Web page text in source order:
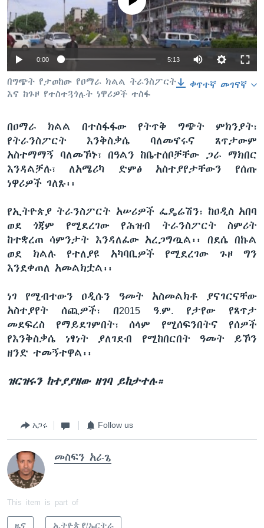
ቋንቋዎች
0:00 5:13
ቀጥተኛ መገናኛ
በግጭት የታወከው የዐማራ ክልል ትራንስፖርት
እና ከጉዞ የተስተጓጎሉት ነዋሪዎች ተስፋ
በዐማራ ክልል በተስፋፋው የትጥቅ ግጭት ምክንያት፣
የትራንስፖርት እንቅስቃሴ ባለመኖሩና ጸጥታውም
አስተማማኝ ባለመኾኑ፣ በዓልን ከቤተሰቦቻቸው ጋራ ማክበር
እንዳልቻሉ፣ ለአሜሪካ ድምፅ አስተያየታቸውን የሰጡ
ነዋሪዎች ገለጹ፡፡
የኢትዮጵያ ትራንስፖርት አሠሪዎች ፌዴሬሽን፣ ከዐዲስ አበባ
ወደ ጎጃም የሚደረገው የሕዝብ ትራንስፖርት ስምሪት
ከተቋረጠ ሳምንታት እንዳለፈው አረጋግጧል፡፡ በደሴ በኩል
ወደ ክልሉ የተለያዩ አካባቢዎች የሚደረገው ጉዞ ግን
እንደቀጠለ አመልክቷል፡፡
ነገ የሚብተውን ዐዲሱን ዓመት አስመልክቶ ያናገርናቸው
አስተያየት ሰጪዎች፣ በ2015 ዓ.ም. የታየው የጸጥታ
መደፍረስ የማይደገምበት፣ ሰላም የሚሰፍንበትና የሰዎች
የእንቅስቃሴ ነፃነት ያለገደብ የሚከበርበት ዓመት ይኾን
ዘንድ ተመኝተዋል፡፡
ዝርዝሩን ከተያያዘው ዘገባ ይከታተሉ።
አጋሩ Follow us
መስፍን አራጌ
This item is part of
ዜና ኢትዮጵያ/ኤርትራ